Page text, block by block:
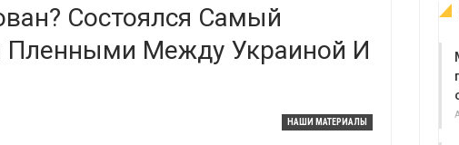
Состоялся Самый
Между Украиной И
НАШИ МАТЕРИАЛЫ